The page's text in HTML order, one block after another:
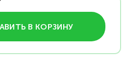
В КОРЗИНУ